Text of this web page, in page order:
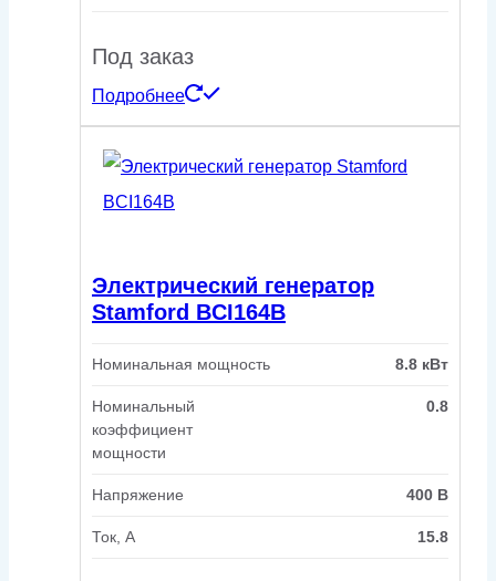
Под заказ
Подробнее
Электрический генератор
Stamford BCI164B
Номинальная мощность 8.8 кВт
Номинальный
коэффициент
мощности
0.8
Напряжение 400 В
Ток, А 15.8